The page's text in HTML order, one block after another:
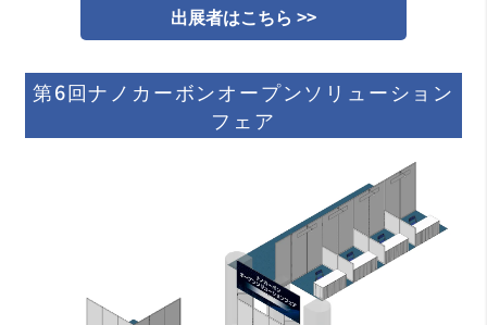
出展者はこちら >>
第6回ナノカーボンオープンソリューション
フェア